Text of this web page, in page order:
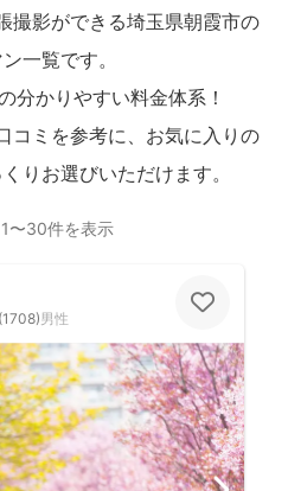
撮影ができる埼玉県朝霞市の
一覧です。
分かりやすい料金体系！
コミを参考に、お気に入りの
りお選びいただけます。
〜30件を表示
(1708)男性